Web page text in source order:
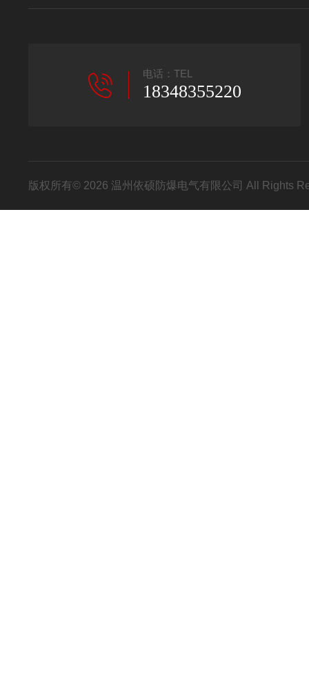
电话：TEL
18348355220
版权所有© 2026 温州依硕防爆电气有限公司 All Rights